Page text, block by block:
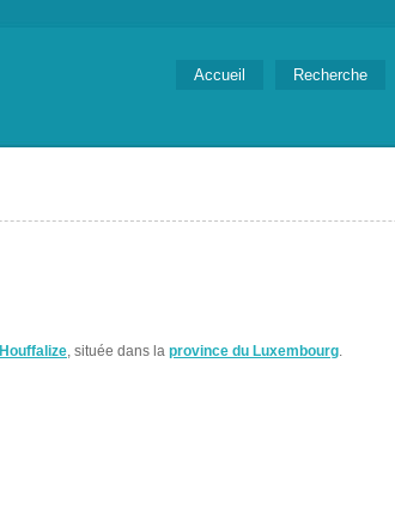
Accueil Recherche
Houffalize, située dans la province du Luxembourg.